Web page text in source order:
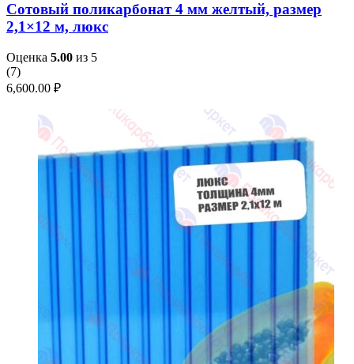
Сотовый поликарбонат 4 мм желтый, размер
2,1×12 м, люкс
Оценка 5.00 из 5
(7)
6,600.00 ₽